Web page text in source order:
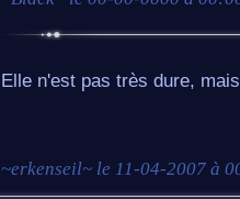
Elle n'est pas très dure,
~erkenseil~ le 11-04-2007 à